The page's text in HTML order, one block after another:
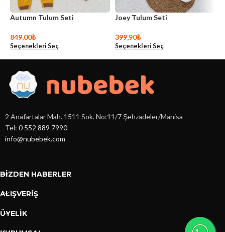
Autumn Tulum Seti
849,00₺
Seçenekleri Seç
Joey Tulum Seti
399,90₺
Seçenekleri Seç
2 Anafartalar Mah. 1511 Sok. No:11/7 Şehzadeler/Manisa
Tel: 0 552 889 7990
info@nubebek.com
BIZDEN HABERLER
ALIŞVERİŞ
ÜYELİK